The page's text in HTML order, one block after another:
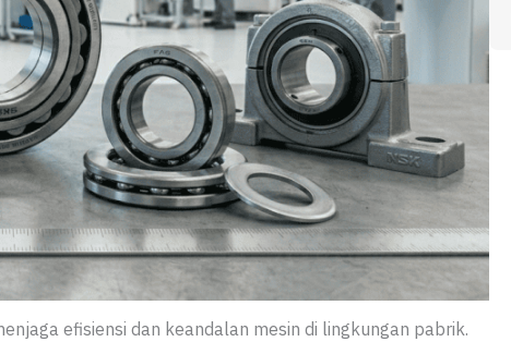
efisiensi dan keandalan mesin di lingkungan pabrik.